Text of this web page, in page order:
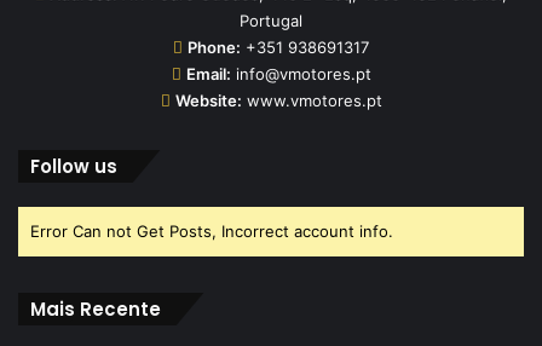
Portugal
Phone: +351 938691317
Email: info@vmotores.pt
Website: www.vmotores.pt
Follow us
Error Can not Get Posts, Incorrect account info.
Mais Recente